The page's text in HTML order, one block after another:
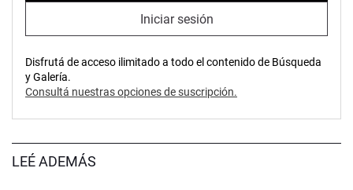
Iniciar sesión
Disfrutá de acceso ilimitado a todo el contenido de Búsqueda
y Galería.
Consultá nuestras opciones de suscripción.
LEÉ ADEMÁS